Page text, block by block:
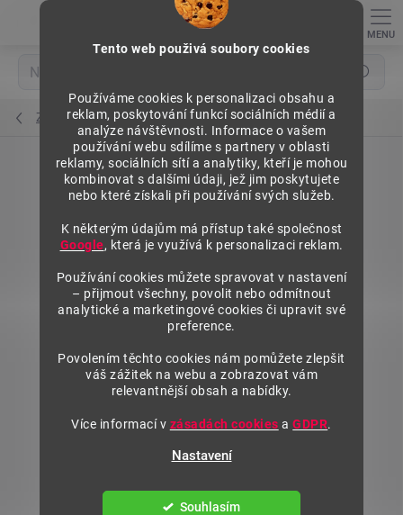
Tento web použivá soubory cookies
Používáme cookies k personalizaci obsahu a
reklam, poskytování funkcí sociálních médií a
analýze návštěvnosti. Informace o vašem
používání webu sdílíme s partnery v oblasti
reklamy, sociálních sítí a analytiky, kteří je mohou
kombinovat s dalšími údaji, jež jim poskytujete
nebo které získali při používání svých služeb.
K některým údajům má přístup také společnost
Google, která je využívá k personalizaci reklam.
Používání cookies můžete spravovat v nastavení
– přijmout všechny, povolit nebo odmítnout
analytické a marketingové cookies či upravit své
preference.
Povolením těchto cookies nám pomůžete zlepšit
váš zážitek na webu a zobrazovat vám
relevantnější obsah a nabídky.
Více informací v zásadách cookies aGDPR.
Nastavení
Souhlasím
Hledat
Závěsové rámy